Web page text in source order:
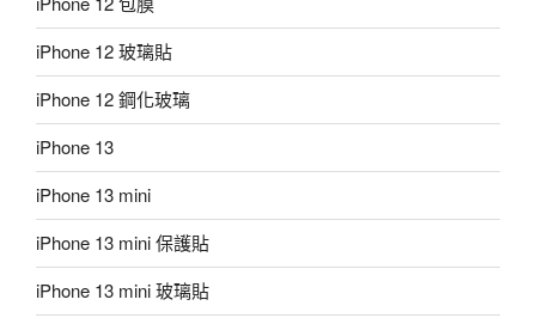
iPhone 12 玻璃貼
iPhone 12 鋼化玻璃
iPhone 13
iPhone 13 mini
iPhone 13 mini 保護貼
iPhone 13 mini 玻璃貼